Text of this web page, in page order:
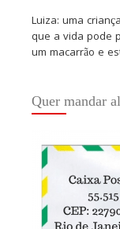
Luiza: uma
que a vida pode
um macarrão e
Quer mandar